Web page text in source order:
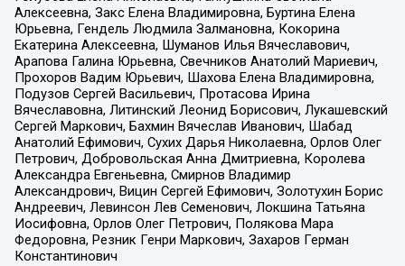
Алексеевна, Закс Елена Владимировна, Буртина Елена
Юрьевна, Гендель Людмила Залмановна, Кокорина
Екатерина Алексеевна, Шуманов Илья Вячеславович,
Арапова Галина Юрьевна, Свечников Анатолий Мариевич,
Прохоров Вадим Юрьевич, Шахова Елена Владимировна,
Подузов Сергей Васильевич, Протасова Ирина
Вячеславовна, Литинский Леонид Борисович, Лукашевский
Сергей Маркович, Бахмин Вячеслав Иванович, Шабад
Анатолий Ефимович, Сухих Дарья Николаевна, Орлов Олег
Петрович, Добровольская Анна Дмитриевна, Королева
Александра Евгеньевна, Смирнов Владимир
Александрович, Вицин Сергей Ефимович, Золотухин Борис
Андреевич, Левинсон Лев Семенович, Локшина Татьяна
Иосифовна, Орлов Олег Петрович, Полякова Мара
Федоровна, Резник Генри Маркович, Захаров Герман
Константинович